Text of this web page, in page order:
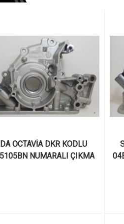
OCTAVİA DKR KODLU
NUMARALI ÇIKMA